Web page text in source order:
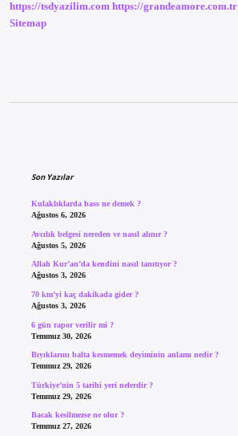
https://tsdyazilim.com https://grandeamore.com.tr
Sitemap
Son Yazılar
Kulaklıklarda bass ne demek ?
Ağustos 6, 2026
Avcılık belgesi nereden ve nasıl alınır ?
Ağustos 5, 2026
Allah Kur’an’da kendini nasıl tanıtıyor ?
Ağustos 3, 2026
70 km’yi kaç dakikada gider ?
Ağustos 3, 2026
6 gün rapor verilir mi ?
Temmuz 30, 2026
Bıyıklarını balta kesmemek deyiminin anlamı nedir ?
Temmuz 29, 2026
Türkiye’nin 5 tarihi yeri nelerdir ?
Temmuz 29, 2026
Bacak kesilmezse ne olur ?
Temmuz 27, 2026